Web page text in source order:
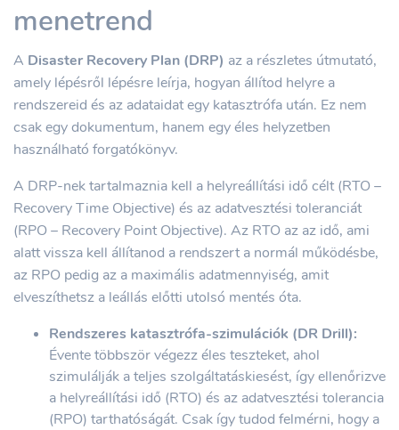
menetrend
A Disaster Recovery Plan (DRP) az a részletes útmutató,
amely lépésről lépésre leírja, hogyan állítod helyre a
rendszereid és az adataidat egy katasztrófa után. Ez nem
csak egy dokumentum, hanem egy éles helyzetben
használható forgatókönyv.
A DRP-nek tartalmaznia kell a helyreállítási idő célt (RTO –
Recovery Time Objective) és az adatvesztési toleranciát
(RPO – Recovery Point Objective). Az RTO az az idő, ami
alatt vissza kell állítanod a rendszert a normál működésbe,
az RPO pedig az a maximális adatmennyiség, amit
elveszíthetsz a leállás előtti utolsó mentés óta.
Rendszeres katasztrófa-szimulációk (DR Drill):
Évente többször végezz éles teszteket, ahol
szimulálják a teljes szolgáltatáskiesést, így ellenőrizve
a helyreállítási idő (RTO) és az adatvesztési tolerancia
(RPO) tarthatóságát. Csak így tudod felmérni, hogy a